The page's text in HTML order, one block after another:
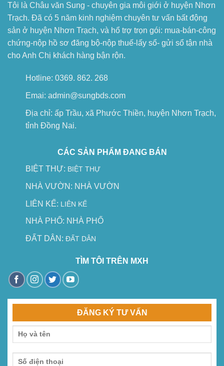
Tôi là Châu văn Sung - chuyên gia môi giới ở huyện Nhơn
Trạch. Đã có 5 năm kinh nghiệm chuyên tư vấn bất động
sản ở huyện Nhơn Trạch, và hổ trợ trọn gói: mua-bán-công
chứng-nộp hồ sơ đăng bộ-nộp thuế-lấy sổ- gửi sổ tận nhà
cho Anh Chị khách hàng bận rộn.
Hotline: 0369. 862. 268
Emai: admin@sungbds.com
Địa chỉ: ấp Trầu, xã Phước Thiền, huyện Nhơn Trạch,
tỉnh Đồng Nai.
CÁC SẢN PHẨM ĐANG BÁN
BIỆT THỰ: BIỆT THỰ
NHÀ VƯỜN: NHÀ VƯỜN
LIÊN KẾ: LIÊN KẾ
NHÀ PHỐ: NHÀ PHỐ
ĐẤT DÂN: ĐẤT DÂN
TÌM TÔI TRÊN MXH
ĐĂNG KÝ TƯ VẤN